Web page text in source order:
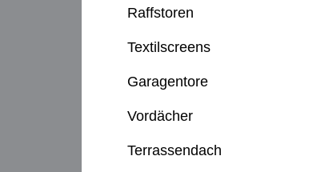
Raffstoren
Textilscreens
Garagentore
Vordächer
Terrassendach